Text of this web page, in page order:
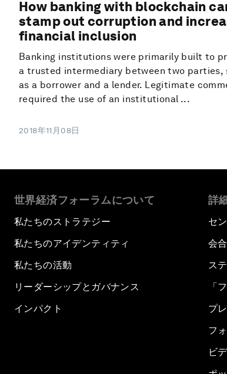
How banking with blockchain
stamp out corruption and
financial inclusion
Banking institutions were primarily built to
a trusted intermediary between two parties,
as a borrower and a lender. Legitimate
required the use of an institutional ...
2018年11月08日
世界経済フォーラムについて
私たちのストラテジー
私たちのアイデンティティ
私たちの活動
リーダーシップとガバナンス
インパクト
詳
セ
会合
ス
「
プ
フ
ビ